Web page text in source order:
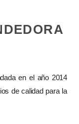
en el año 2014
de calidad para la